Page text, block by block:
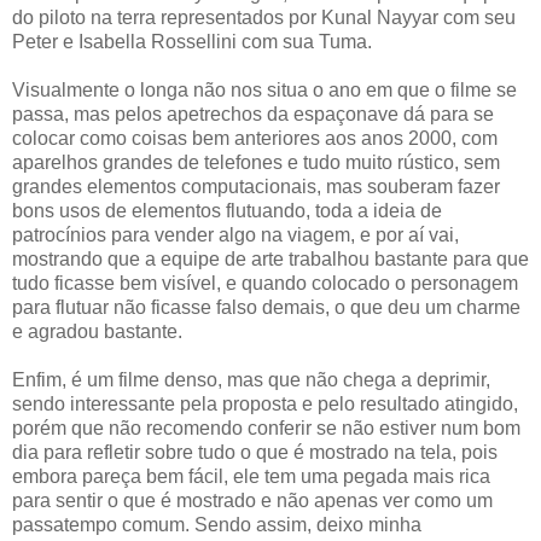
do piloto na terra representados por Kunal Nayyar com seu
Peter e Isabella Rossellini com sua Tuma.
Visualmente o longa não nos situa o ano em que o filme se
passa, mas pelos apetrechos da espaçonave dá para se
colocar como coisas bem anteriores aos anos 2000, com
aparelhos grandes de telefones e tudo muito rústico, sem
grandes elementos computacionais, mas souberam fazer
bons usos de elementos flutuando, toda a ideia de
patrocínios para vender algo na viagem, e por aí vai,
mostrando que a equipe de arte trabalhou bastante para que
tudo ficasse bem visível, e quando colocado o personagem
para flutuar não ficasse falso demais, o que deu um charme
e agradou bastante.
Enfim, é um filme denso, mas que não chega a deprimir,
sendo interessante pela proposta e pelo resultado atingido,
porém que não recomendo conferir se não estiver num bom
dia para refletir sobre tudo o que é mostrado na tela, pois
embora pareça bem fácil, ele tem uma pegada mais rica
para sentir o que é mostrado e não apenas ver como um
passatempo comum. Sendo assim, deixo minha